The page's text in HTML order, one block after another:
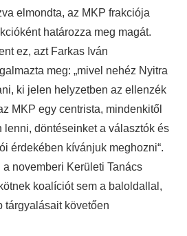
elmondta, az MKP frakciója
határozza meg magát.
ez, azt Farkas Iván
meg: „mivel nehéz Nyitra
ki jelen helyzetben az ellenzék
MKP egy centrista, mindenkitől
lenni, döntéseinket a választók és
érdekében kívánjuk meghozni“.
novemberi Kerületi Tanács
koalíciót sem a baloldallal,
tárgyalásait követően